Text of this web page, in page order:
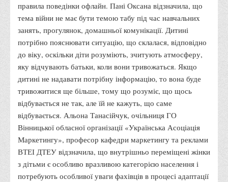
Грантові проєкти ВТЕІ ДТЕУ
Підтримки технологій та інновацій (TISC)
Психологічного сприяння
Бібліотека
Музей грошей
Студенту
Довідник студента
Реквізити для оплати
Права та обов'язки студентів
Інформація про гуртожитки
Положення
правила поведінки офлайн. Пані Оксана відзначила, що
тема війни не має бути темою табу під час навчальних
занять, прогулянок, домашньої комунікації. Дитині
потрібно пояснювати ситуацію, що склалася, відповідно
до віку, оскільки діти розуміють, зчитують атмосферу,
яку відчувають батьки, коли вони тривожаться. Якщо
дитині не надавати потрібну інформацію, то вона буде
тривожитися ще більше, тому що розуміє, що щось
відбувається не так, але їй не кажуть, що саме
відбувається. Альона Танасійчук, очільниця ГО
Вінницької обласної організації «Українська Асоціація
Маркетингу», професор кафедри маркетингу та реклами
ВТЕІ ДТЕУ відзначила, що внутрішньо переміщені жінки
з дітьми є особливо вразливою категорією населення і
потребують особливої уваги фахівців в процесі адаптації